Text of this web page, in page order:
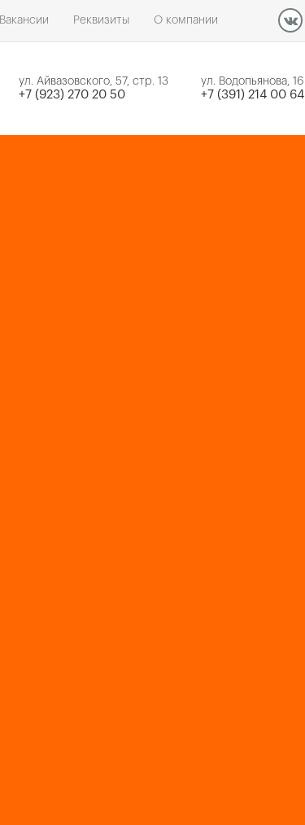
Вакансии Реквизиты О компании
ул. Айвазовского, 57, стр. 13
+7 (923) 270 20 50
ул. Водопьянова, 16
+7 (391) 214 00 64